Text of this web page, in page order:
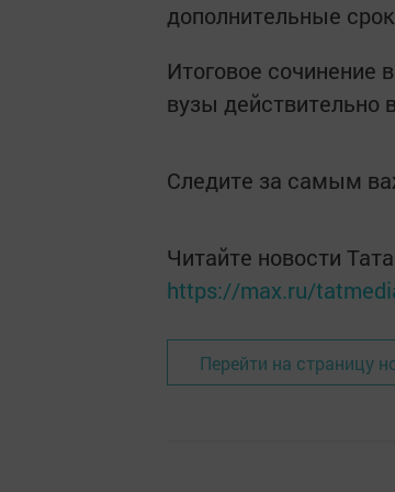
дополнительные
Итоговое сочинение
вузы действительно
Следите за самым
Читайте новости
https://max.ru/
Перейти на страницу